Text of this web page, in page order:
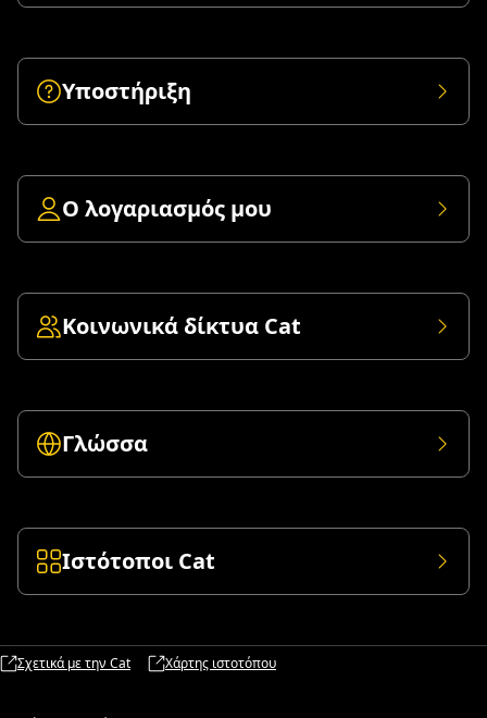
Υποστήριξη
Ο λογαριασμός μου
Κοινωνικά δίκτυα Cat
Γλώσσα
Ιστότοποι Cat
Σχετικά με την Cat Χάρτης ιστοτόπου